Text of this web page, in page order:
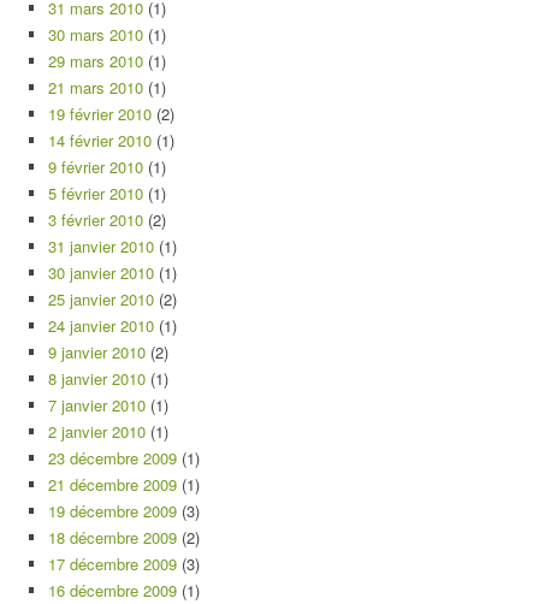
31 mars 2010 (1)
30 mars 2010 (1)
29 mars 2010 (1)
21 mars 2010 (1)
19 février 2010 (2)
14 février 2010 (1)
9 février 2010 (1)
5 février 2010 (1)
3 février 2010 (2)
31 janvier 2010 (1)
30 janvier 2010 (1)
25 janvier 2010 (2)
24 janvier 2010 (1)
9 janvier 2010 (2)
8 janvier 2010 (1)
7 janvier 2010 (1)
2 janvier 2010 (1)
23 décembre 2009 (1)
21 décembre 2009 (1)
19 décembre 2009 (3)
18 décembre 2009 (2)
17 décembre 2009 (3)
16 décembre 2009 (1)